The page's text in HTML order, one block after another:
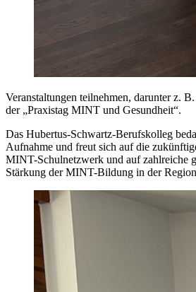
Veranstaltungen teilnehmen, darunter z.
der „Praxistag MINT und Gesundheit“.
Das Hubertus-Schwartz-Berufskolleg
Aufnahme und freut sich auf die
MINT-Schulnetzwerk und auf zahlreiche
Stärkung der MINT-Bildung in der